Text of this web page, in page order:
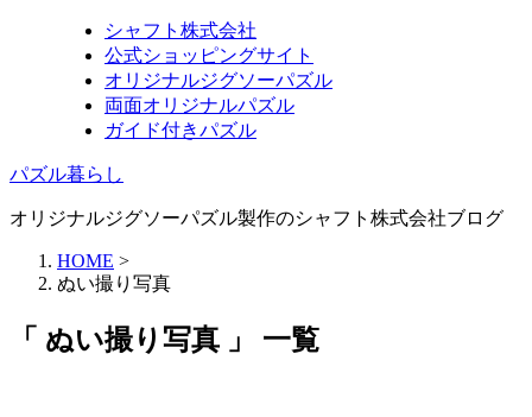
シャフト株式会社
公式ショッピングサイト
オリジナルジグソーパズル
両面オリジナルパズル
ガイド付きパズル
パズル暮らし
オリジナルジグソーパズル製作のシャフト株式会社ブログ
HOME >
ぬい撮り写真
「 ぬい撮り写真 」 一覧